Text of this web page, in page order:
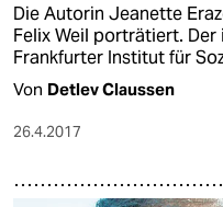
Die Autorin Jeanette
Felix Weil porträtiert.
Frankfurter Institut für
Von Detlev Claussen
26.4.2017